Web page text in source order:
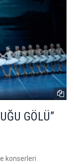
GÖLÜ”
konserleri